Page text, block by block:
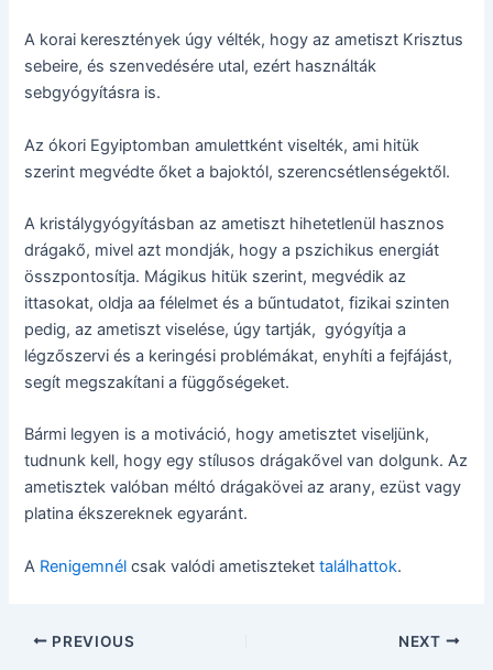
A korai keresztények úgy vélték, hogy az ametiszt Krisztus
sebeire, és szenvedésére utal, ezért használták
sebgyógyításra is.
Az ókori Egyiptomban amulettként viselték, ami hitük
szerint megvédte őket a bajoktól, szerencsétlenségektől.
A kristálygyógyításban az ametiszt hihetetlenül hasznos
drágakő, mivel azt mondják, hogy a pszichikus energiát
összpontosítja. Mágikus hitük szerint, megvédik az
ittasokat, oldja aa félelmet és a bűntudatot, fizikai szinten
pedig, az ametiszt viselése, úgy tartják, gyógyítja a
légzőszervi és a keringési problémákat, enyhíti a fejfájást,
segít megszakítani a függőségeket.
Bármi legyen is a motiváció, hogy ametisztet viseljünk,
tudnunk kell, hogy egy stílusos drágakővel van dolgunk. Az
ametisztek valóban méltó drágakövei az arany, ezüst vagy
platina ékszereknek egyaránt.
A Renigemnél csak valódi ametisztekettalálhattok.
Post
PREVIOUS NEXT